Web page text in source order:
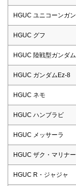
HGUC ユニコーンガ
HGUC グフ
HGUC 陸戦型ガンダム
HGUC ガンダムEz-8
HGUC ネモ
HGUC ハンブラビ
HGUC メッサーラ
HGUC ザク・マリナー
HGUC R・ジャジャ